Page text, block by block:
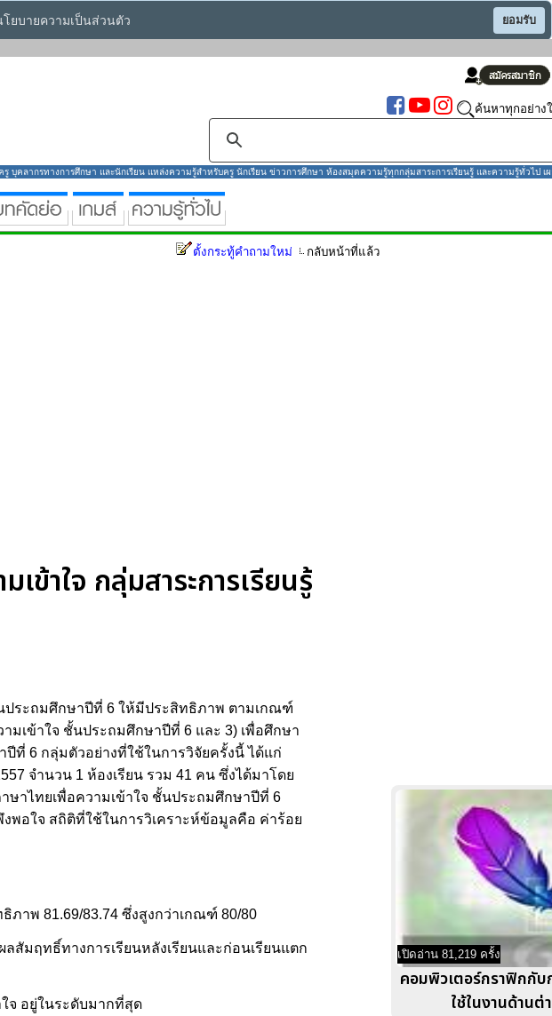
โยบายความเป็นส่วนตัว ยอมรับ
ค้นหาทุกอย่าง
บุคลากรทางการศึกษา และนักเรียน แหล่งความรู้สำหรับครู นักเรียน ข่าวการศึกษา ห้องสมุดความรู้ทุกกลุ่มสาระการเรียนรู้ และความรู้ทั่วไป เ
ตั้งกระทู้คำถามใหม่ กลับหน้าที่แล้ว
ข้าใจ กลุ่มสาระการเรียนรู้
ประถมศึกษาปีที่ 6 ให้มีประสิทธิภาพ ตามเกณฑ์
มเข้าใจ ชั้นประถมศึกษาปีที่ 6 และ 3) เพื่อศึกษา
ที่ 6 กลุ่มตัวอย่างที่ใช้ในการวิจัยครั้งนี้ ได้แก่
จำนวน 1 ห้องเรียน รวม 41 คน ซึ่งได้มาโดย
ษาไทยเพื่อความเข้าใจ ชั้นประถมศึกษาปีที่ 6
พอใจ สถิติที่ใช้ในการวิเคราะห์ข้อมูลคือ ค่าร้อย
าพ 81.69/83.74 ซึ่งสูงกว่าเกณฑ์ 80/80
สัมฤทธิ์ทางการเรียนหลังเรียนและก่อนเรียนแตก
จ อยู่ในระดับมากที่สุด
เปิดอ่าน 81,219 ครั้ง
คอมพิวเตอร์กราฟิกกับ
ใช้ในงานด้านต่